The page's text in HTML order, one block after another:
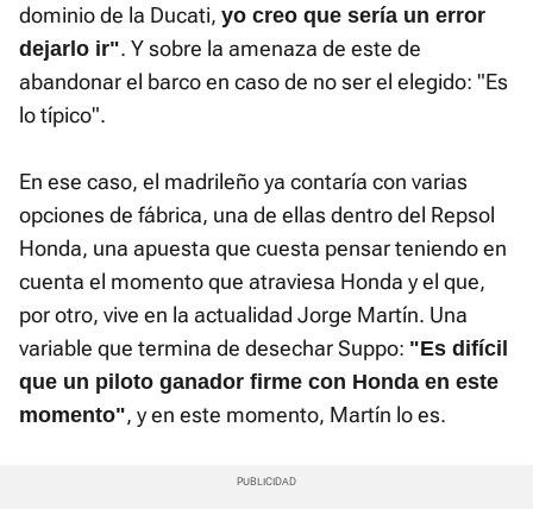
dominio de la Ducati, yo creo que sería un error
dejarlo ir". Y sobre la amenaza de este de
abandonar el barco en caso de no ser el elegido: "Es
lo típico".
En ese caso, el madrileño ya contaría con varias
opciones de fábrica, una de ellas dentro del Repsol
Honda, una apuesta que cuesta pensar teniendo en
cuenta el momento que atraviesa Honda y el que,
por otro, vive en la actualidad Jorge Martín. Una
variable que termina de desechar Suppo: "Es difícil
que un piloto ganador firme con Honda en este
momento", y en este momento, Martín lo es.